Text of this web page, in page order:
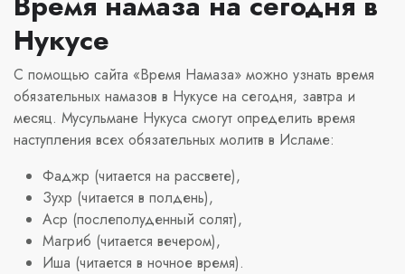
Нукусе
С помощью сайта «Время Намаза» можно узнать время
обязательных намазов в Нукусе на сегодня, завтра и
месяц. Мусульмане Нукуса смогут определить время
наступления всех обязательных молитв в Исламе:
Фаджр (читается на рассвете),
Зухр (читается в полдень),
Аср (послеполуденный солят),
Магриб (читается вечером),
Иша (читается в ночное время).